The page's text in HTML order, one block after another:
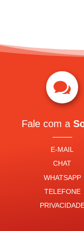

Fale com a
E-MAIL
CHAT
WHATSAPP
TELEFONE